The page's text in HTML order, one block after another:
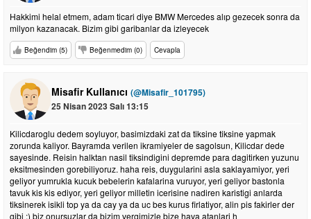
Hakkimi helal etmem, adam ticari diye BMW Mercedes alıp gezecek sonra da
milyon kazanacak. Bizim gibi garibanlar da izleyecek
Beğendim (5) Beğenmedim (0) Cevapla
Misafir Kullanıcı (@Misafir_101795)
25 Nisan 2023 Salı 13:15
Kilicdaroglu dedem soyluyor, basimizdaki zat da tiksine tiksine yapmak
zorunda kaliyor. Bayramda verilen ikramiyeler de sagolsun, Kilicdar dede
sayesinde. Reisin halktan nasil tiksindigini depremde para dagitirken yuzunu
eksitmesinden gorebiliyoruz. haha reis, duygularini asla saklayamiyor, yeri
geliyor yumrukla kucuk bebelerin kafalarina vuruyor, yeri geliyor bastonla
tavuk kis kis ediyor, yeri geliyor milletin icerisine nadiren karistigi anlarda
tiksinerek isikli top ya da cay ya da uc bes kurus firlatiyor, alin pis fakirler der
gibi :) biz onursuzlar da bizim vergimizle bize hava atanlari h